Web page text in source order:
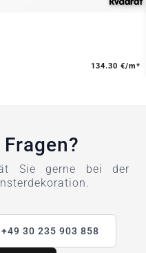
134.30 €/m*
Sie gerne bei der
+49 30 235 903 858